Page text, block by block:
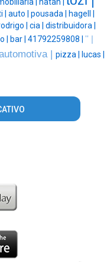
auto | pousada |
hagell |
| cia | distribuidora |
| bar | 41792259808 | '' |
| pizza | lucas |